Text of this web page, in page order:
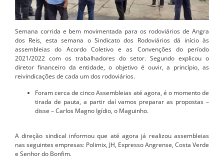
Semana corrida e bem movimentada para os rodoviários de Angra
dos Reis, esta semana o Sindicato dos Rodoviários dá início às
assembleias do Acordo Coletivo e as Convenções do período
2021/2022 com os trabalhadores do setor. Segundo explicou o
diretor financeiro da entidade, o objetivo é ouvir, a princípio, as
reivindicações de cada um dos rodoviários.
Foram cerca de cinco Assembleias até agora, é o momento de
tirada de pauta, a partir daí vamos preparar as propostas –
disse – Carlos Magno Igídio, o Maguinho.
A direção sindical informou que até agora já realizou assembleias
nas seguintes empresas: Polimix, JH, Expresso Angrense, Costa Verde
e Senhor do Bonfim.